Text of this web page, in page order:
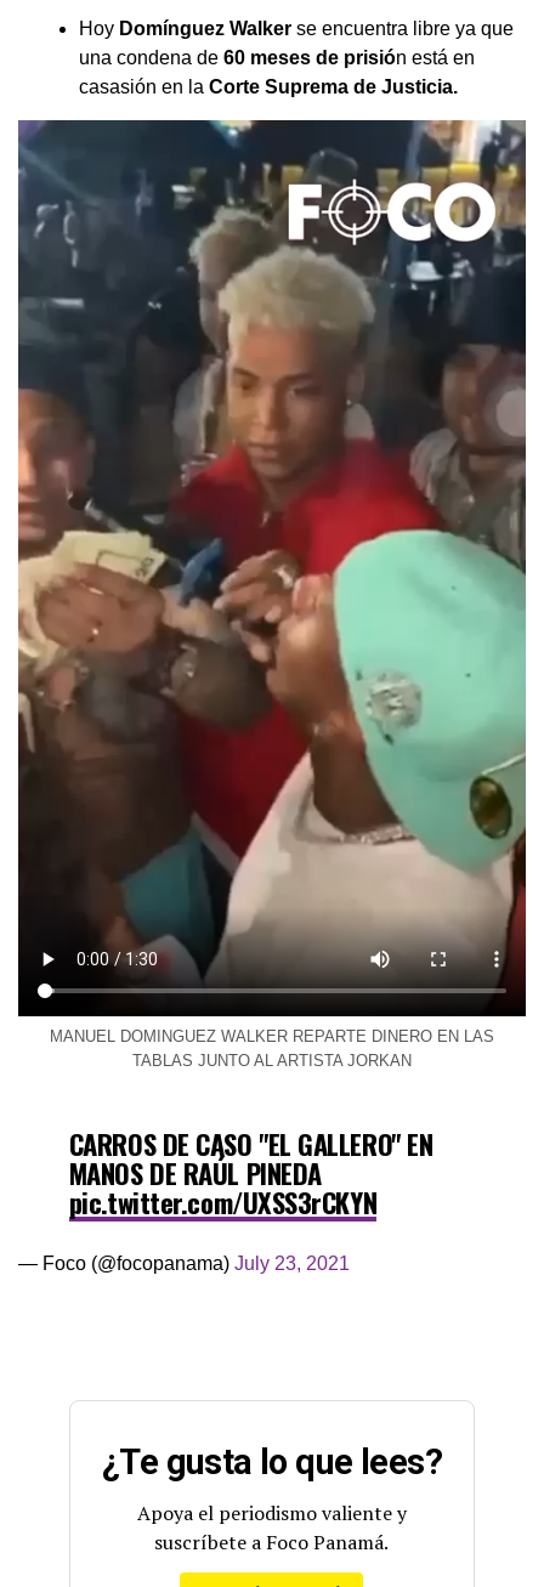
Hoy Domínguez Walker se encuentra libre ya que
una condena de 60 meses de prisión está en
casasión en la Corte Suprema de Justicia.
MANUEL DOMINGUEZ WALKER REPARTE DINERO EN LAS
TABLAS JUNTO AL ARTISTA JORKAN
CARROS DE CASO "EL GALLERO" EN
MANOS DE RAÚL PINEDA
pic.twitter.com/UXSS3rCKYN
— Foco (@focopanama) July 23, 2021
¿Te gusta lo que lees?
Apoya el periodismo valiente y
suscríbete a Foco Panamá.